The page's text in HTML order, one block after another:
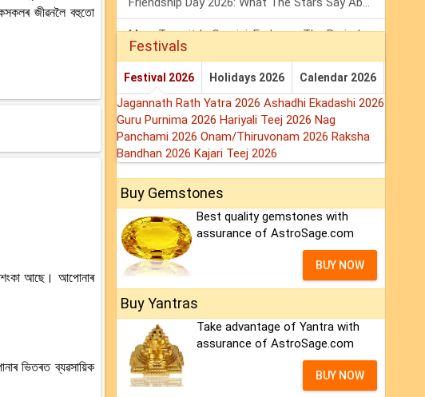
জীৱনলৈ বহুতো
আছে। আপোনাৰ
ভিতৰত ব্যৱসায়িক
Mars Transit In Gemini: Embrace The Period Full Of Energy & Intelligence
Festivals
Festival 2026 Holidays 2026 Calendar 2026
Jagannath Rath Yatra 2026 Ashadhi Ekadashi 2026
Guru Purnima 2026 Hariyali Teej 2026 Nag
Panchami 2026 Onam/Thiruvonam 2026 Raksha
Bandhan 2026 Kajari Teej 2026
Buy Gemstones
Best quality gemstones with
assurance of AstroSage.com
BUY NOW
Buy Yantras
Take advantage of Yantra with
assurance of AstroSage.com
BUY NOW